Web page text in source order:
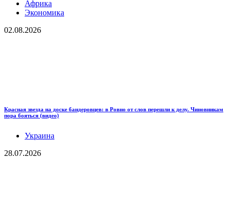
Африка
Экономика
02.08.2026
Красная звезда на доске бандеровцев: в Ровно от слов перешли к делу. Чиновникам
пора бояться (видео)
Украина
28.07.2026